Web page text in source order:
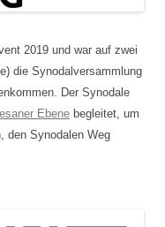
2019 und war auf zwei
die Synodalversammlung
Der Synodale
Ebene begleitet, um
den Synodalen Weg